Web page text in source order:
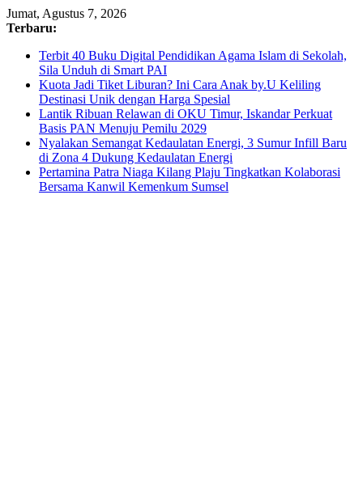
Skip
to
Jumat, Agustus 7, 2026
Terbaru:
Terbit 40 Buku Digital Pendidikan Agama Islam di Sekolah,
Sila Unduh di Smart PAI
Kuota Jadi Tiket Liburan? Ini Cara Anak by.U Keliling
Destinasi Unik dengan Harga Spesial
Lantik Ribuan Relawan di OKU Timur, Iskandar Perkuat
Basis PAN Menuju Pemilu 2029
Nyalakan Semangat Kedaulatan Energi, 3 Sumur Infill Baru
di Zona 4 Dukung Kedaulatan Energi
Pertamina Patra Niaga Kilang Plaju Tingkatkan Kolaborasi
Bersama Kanwil Kemenkum Sumsel